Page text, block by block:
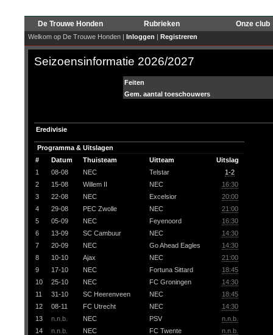
De Trouwe Honden Rubrieken Onze club
Welkom op De Trouwe Honden | Inloggen | Registreren
Seizoensinformatie 2026/2027
Feiten
Gem. aantal toeschouwers
Eredivisie
Programma & Uitslagen
#
Datum Thuisteam Uitteam
Uitslag
1
08-08 NEC Telstar
1-2
2
15-08 Willem II NEC
16:30
3
22-08 NEC Excelsior
20:00
4
29-08 PEC Zwolle NEC
21:00
5
05-09 NEC Feyenoord
16:30
6
13-09 SC Cambuur NEC
14:30
7
20-09 NEC Go Ahead Eagles
14:30
8
10-10 Ajax NEC
21:00
9
17-10 NEC Fortuna Sittard
18:45
10
25-10 NEC FC Groningen
14:30
11
31-10 SC Heerenveen NEC
18:45
12
08-11 FC Utrecht NEC
14:30
13
n.n.b. NEC PSV
n.n.b.
14
n.n.b. NEC FC Twente
n.n.b.